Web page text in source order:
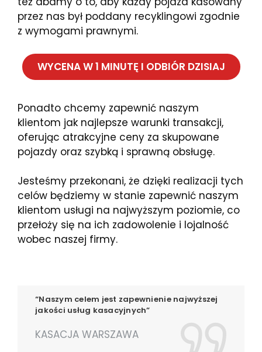
przez nas był poddany recyklingowi zgodnie
z wymogami prawnymi.
WYCENA W 1 MINUTĘ I ODBIÓR DZISIAJ
Ponadto chcemy zapewnić naszym
klientom jak najlepsze warunki transakcji,
oferując atrakcyjne ceny za skupowane
pojazdy oraz szybką i sprawną obsługę.
Jesteśmy przekonani, że dzięki realizacji tych
celów będziemy w stanie zapewnić naszym
klientom usługi na najwyższym poziomie, co
przełoży się na ich zadowolenie i lojalność
wobec naszej firmy.
“Naszym celem jest zapewnienie najwyższej
jakości usług kasacyjnych”
KASACJA WARSZAWA